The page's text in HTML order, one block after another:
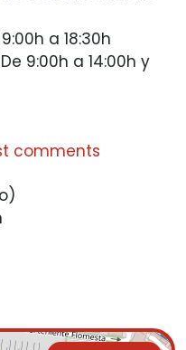
a 18:30h
9:00h a 14:00h y
comments